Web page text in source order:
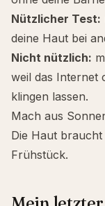
Nützlicher Test:
deine Haut bei
Nicht nützlich:
weil das Internet
klingen lassen.
Mach aus
Die Haut
Frühstück.